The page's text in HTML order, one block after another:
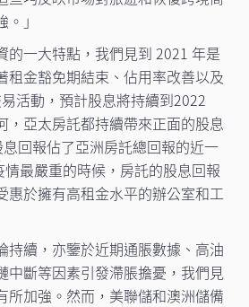
」
的一大特點，我們見到 2021 年是
租金豁免期結束、佔用率改善以及
活動，預計股息將持續到2022
，亞太房託都持續帶來正面的股息
回報佔了亞洲房託總回報的近一
最嚴重的時候，房託的股息回報
惠於擁有高租金水平的辦公室和工
持續，亦鑒於近期通脹數據、高油
中斷等因素引發滯脹擔憂，我們見
所加強。然而，美聯儲和澳洲儲備